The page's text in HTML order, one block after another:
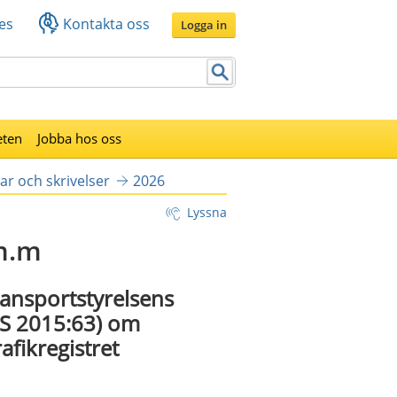
Kontakta oss Logga in
Jobba hos oss
och skrivelser 2026
Lyssna
2015:63) om